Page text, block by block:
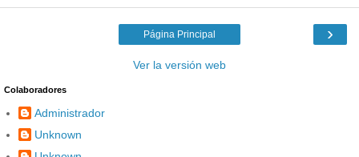
›
Página Principal
Ver la versión web
Colaboradores
Administrador
Unknown